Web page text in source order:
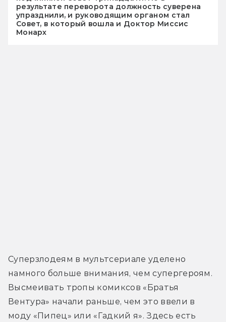
результате переворота должность суверена
упразднили, и руководящим органом стал
Совет, в который вошла и Доктор Миссис
Монарх
Суперзлодеям в мультсериале уделено
намного больше внимания, чем супергероям.
Высмеивать тропы комиксов «Братья
Вентура» начали раньше, чем это ввели в
моду «Пипец» или «Гадкий я». Здесь есть